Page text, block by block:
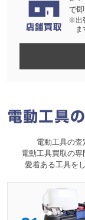
で
※出
ま
電動工具の査
電動工具買取の
愛着ある工具を